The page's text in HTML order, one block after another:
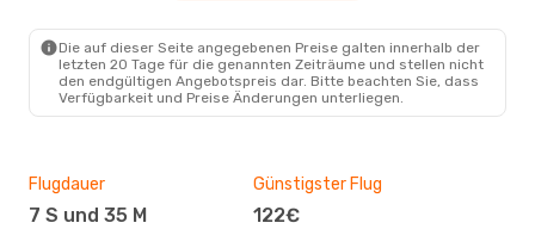
Die auf dieser Seite angegebenen Preise galten innerhalb der
letzten 20 Tage für die genannten Zeiträume und stellen nicht
den endgültigen Angebotspreis dar. Bitte beachten Sie, dass
Verfügbarkeit und Preise Änderungen unterliegen.
Flugdauer
7 S und 35 M
Günstigster Flug
122€